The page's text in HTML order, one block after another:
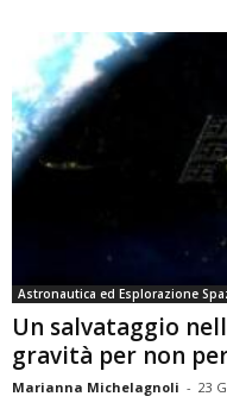
Astronautica ed Esplorazione
Un salvataggio
gravità per non
Marianna Michelagnoli - 23